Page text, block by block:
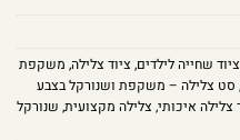
ציוד שחייה לילדים, ציוד צלילה, משקפת
, סט צלילה – משקפת ושנורקל בצבע
צלילה איכותי, צלילה מקצועית, שנורקל